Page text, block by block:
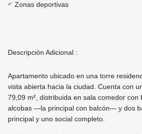
Zonas deportivas
Descripción Adicional :
Apartamento ubicado en una torre
vista abierta hacia la ciudad. Cuenta con
79,09 m², distribuida en sala comedor con
alcobas —la principal con balcón— y dos
principal y uno social completo.